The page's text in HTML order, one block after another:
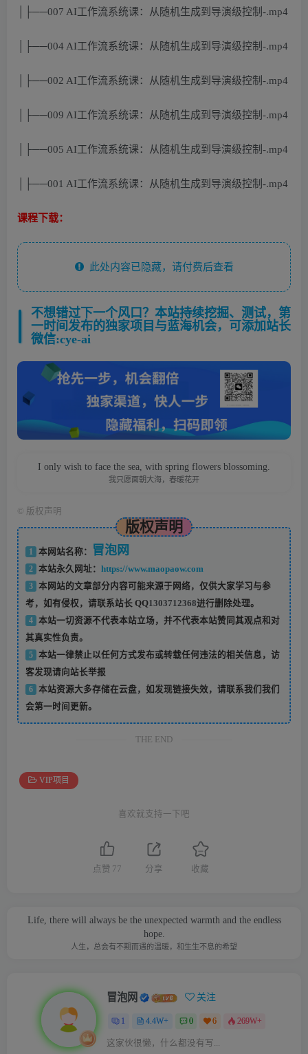
│├──007 AI工作流系统课：从随机生成到导演级控制-.mp4
│├──004 AI工作流系统课：从随机生成到导演级控制-.mp4
│├──002 AI工作流系统课：从随机生成到导演级控制-.mp4
│├──009 AI工作流系统课：从随机生成到导演级控制-.mp4
│├──005 AI工作流系统课：从随机生成到导演级控制-.mp4
│├──001 AI工作流系统课：从随机生成到导演级控制-.mp4
课程下载：
此处内容已隐藏，请付费后查看
不想错过下一个风口？本站持续挖掘、测试，第
一时间发布的独家项目与蓝海机会，可添加站长
微信:cye-ai
I only wish to face the sea, with spring flowers blossoming.
我只愿面朝大海，春暖花开
版权声明
版权声明
1 本网站名称： 冒泡网
2 本站永久网址： https://www.maopaow.com
3
本网站的文章部分内容可能来源于网络，仅供大家学习与参
考，如有侵权，请联系站长 QQ1303712368进行删除处理。
4
本站一切资源不代表本站立场，并不代表本站赞同其观点和对
其真实性负责。
5
本站一律禁止以任何方式发布或转载任何违法的相关信息，访
客发现请向站长举报
6
本站资源大多存储在云盘，如发现链接失效，请联系我们我们
会第一时间更新。
THE END
VIP项目
喜欢就支持一下吧
点赞 77 分享 收藏
Life, there will always be the unexpected warmth and the endless
hope.
人生，总会有不期而遇的温暖，和生生不息的希望
冒泡网 关注
1 4.4W+ 0 6 269W+
这家伙很懒，什么都没有写...